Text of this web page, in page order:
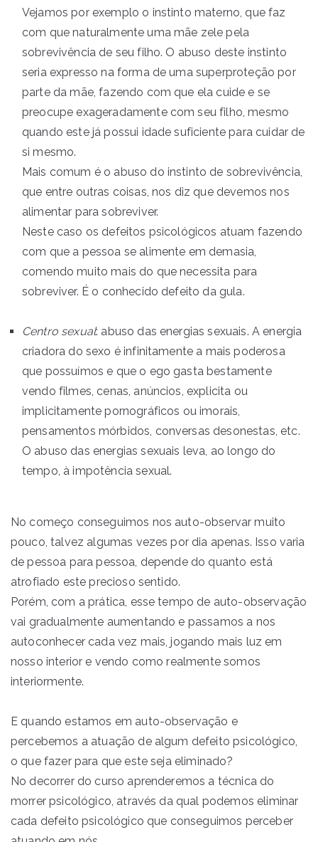
Vejamos por exemplo o instinto materno, que faz
com que naturalmente uma mãe zele pela
sobrevivência de seu filho. O abuso deste instinto
seria expresso na forma de uma superproteção por
parte da mãe, fazendo com que ela cuide e se
preocupe exageradamente com seu filho, mesmo
quando este já possui idade suficiente para cuidar de
si mesmo.
Mais comum é o abuso do instinto de sobrevivência,
que entre outras coisas, nos diz que devemos nos
alimentar para sobreviver.
Neste caso os defeitos psicológicos atuam fazendo
com que a pessoa se alimente em demasia,
comendo muito mais do que necessita para
sobreviver. É o conhecido defeito da gula.
Centro sexual: abuso das energias sexuais. A energia
criadora do sexo é infinitamente a mais poderosa
que possuímos e que o ego gasta bestamente
vendo filmes, cenas, anúncios, explicita ou
implicitamente pornográficos ou imorais,
pensamentos mórbidos, conversas desonestas, etc.
O abuso das energias sexuais leva, ao longo do
tempo, à impotência sexual.
No começo conseguimos nos auto-observar muito
pouco, talvez algumas vezes por dia apenas. Isso varia
de pessoa para pessoa, depende do quanto está
atrofiado este precioso sentido.
Porém, com a prática, esse tempo de auto-observação
vai gradualmente aumentando e passamos a nos
autoconhecer cada vez mais, jogando mais luz em
nosso interior e vendo como realmente somos
interiormente.
E quando estamos em auto-observação e
percebemos a atuação de algum defeito psicológico,
o que fazer para que este seja eliminado?
No decorrer do curso aprenderemos a técnica do
morrer psicológico, através da qual podemos eliminar
cada defeito psicológico que conseguimos perceber